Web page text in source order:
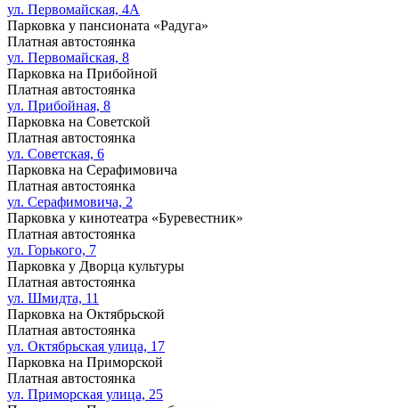
ул. Первомайская, 4А
Парковка у пансионата «Радуга»
Платная автостоянка
ул. Первомайская, 8
Парковка на Прибойной
Платная автостоянка
ул. Прибойная, 8
Парковка на Советской
Платная автостоянка
ул. Советская, 6
Парковка на Серафимовича
Платная автостоянка
ул. Серафимовича, 2
Парковка у кинотеатра «Буревестник»
Платная автостоянка
ул. Горького, 7
Парковка у Дворца культуры
Платная автостоянка
ул. Шмидта, 11
Парковка на Октябрьской
Платная автостоянка
ул. Октябрьская улица, 17
Парковка на Приморской
Платная автостоянка
ул. Приморская улица, 25